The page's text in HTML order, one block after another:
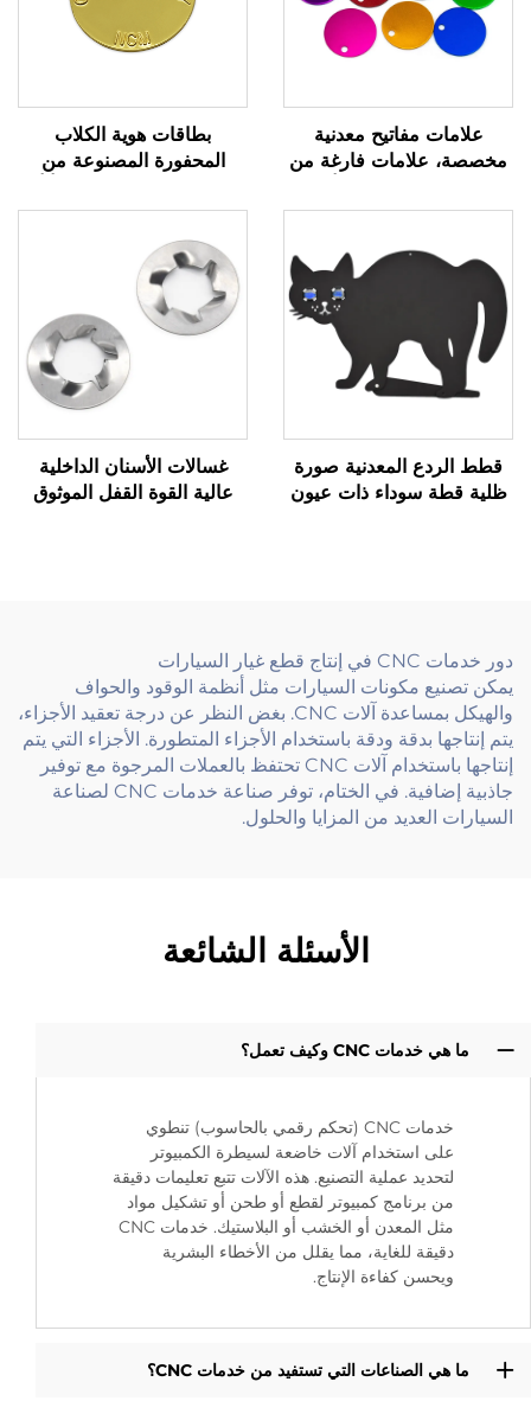
علامات مفاتيح معدنية
مخصصة، علامات فارغة من
شعار محفور مخصص
بطاقات هوية الكلاب
المحفورة المصنوعة من
النحاس حسب الطلب
قطط الردع المعدنية صورة
ظلية قطة سوداء ذات عيون
غسالات الأسنان الداخلية
عالية القوة القفل الموثوق
دور خدمات CNC في إنتاج قطع غيار السيارات
يمكن تصنيع مكونات السيارات مثل أنظمة الوقود والحواف
والهيكل بمساعدة آلات CNC. بغض النظر عن درجة تعقيد الأجزاء،
يتم إنتاجها بدقة ودقة باستخدام الأجزاء المتطورة. الأجزاء التي يتم
إنتاجها باستخدام آلات CNC تحتفظ بالعملات المرجوة مع توفير
جاذبية إضافية. في الختام، توفر صناعة خدمات CNC لصناعة
السيارات العديد من المزايا والحلول.
الأسئلة الشائعة
ما هي خدمات CNC وكيف تعمل؟
خدمات CNC (تحكم رقمي بالحاسوب) تنطوي
على استخدام آلات خاضعة لسيطرة الكمبيوتر
لتحديد عملية التصنيع. هذه الآلات تتبع تعليمات دقيقة
من برنامج كمبيوتر لقطع أو طحن أو تشكيل مواد
مثل المعدن أو الخشب أو البلاستيك. خدمات CNC
دقيقة للغاية، مما يقلل من الأخطاء البشرية
ويحسن كفاءة الإنتاج.
ما هي الصناعات التي تستفيد من خدمات CNC؟